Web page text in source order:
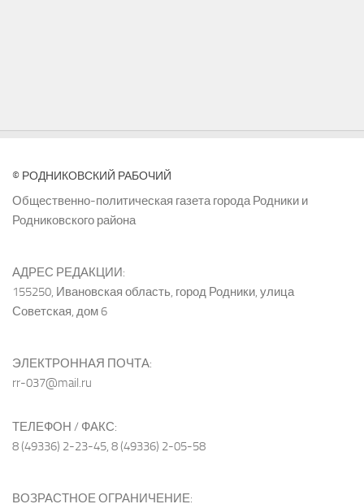
© РОДНИКОВСКИЙ РАБОЧИЙ
Общественно-политическая газета города Родники и
Родниковского района
АДРЕС РЕДАКЦИИ:
155250, Ивановская область, город Родники, улица
Советская, дом 6
ЭЛЕКТРОННАЯ ПОЧТА:
rr-037@mail.ru
ТЕЛЕФОН / ФАКС:
8 (49336) 2-23-45, 8 (49336) 2-05-58
ВОЗРАСТНОЕ ОГРАНИЧЕНИЕ: